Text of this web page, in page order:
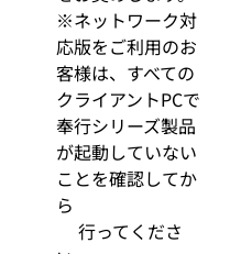
※ネットワーク対
応版をご利用のお
客様は、すべての
クライアントPCで
奉行シリーズ製品
が起動していない
ことを確認してか
ら
行ってくださ